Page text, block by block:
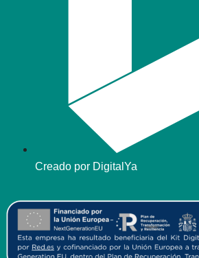
Creado por DigitalYa